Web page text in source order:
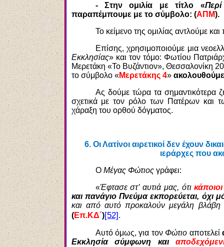
- Στην ομιλία με τίτλο «
παραπέμπουμε με το σύμβολο: (ΑΠΜ).
Το κείμενο της ομιλίας αντλούμε
Επίσης, χρησιμοποιούμε μια
Εκκλησίας» και τον τόμο: Φωτίου
Μερετάκη «Το Βυζάντιον», Θεσσαλονίκη
το σύμβολο «Μερετάκης 4»
Ας δούμε τώρα τα σημαντικότερα
σχετικά με τον ρόλο των Πατέρων και
χάραξη του ορθού δόγματος.
6. Οι Λατίνοι αιρετικοί δεν έχουν
ιεράρχες που
ΟΜέγας Φώτιοςγράφει:
«Έφτασε στ’ αυτιά μας, ότικάποιοι
και πανάγιο Πνεύμα εκπορεύεται, όχι
και από αυτό προκαλούν μεγάλη βλάβη
(Επ.ΚΔ΄)[52].
Αυτό όμως, για τον Φώτιο αποτελεί
Εκκλησία σύμφωνη και